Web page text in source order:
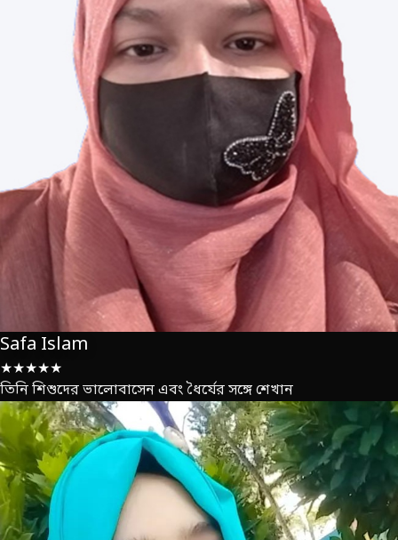
Safa Islam
★★★★★
তিনি শিশুদের ভালোবাসেন এবং ধৈর্যের সঙ্গে শেখান